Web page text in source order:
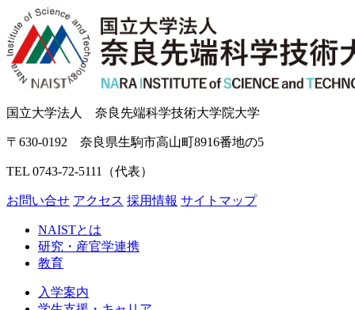
国立大学法人 奈良先端科学技術大学院大学
〒630-0192 奈良県生駒市高山町8916番地の5
TEL 0743-72-5111（代表）
お問い合せ アクセス 採用情報 サイトマップ
NAISTとは
研究・産官学連携
教育
入学案内